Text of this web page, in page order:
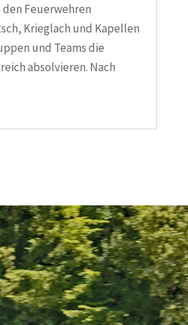
Feuerwehren
Krieglach und Kapellen
und Teams die
absolvieren. Nach